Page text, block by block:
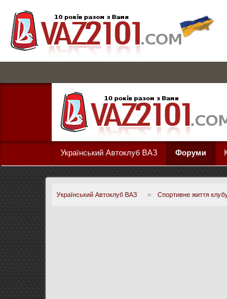
Український Автоклуб ВАЗ Форуми
Український Автоклуб ВАЗ > Спортивне життя